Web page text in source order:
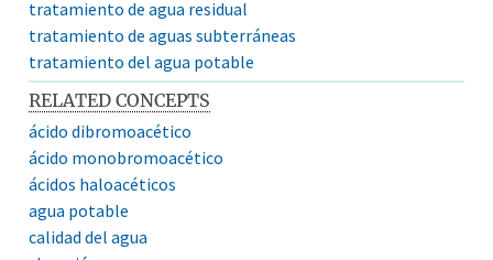
tratamiento de agua residual
tratamiento de aguas subterráneas
tratamiento del agua potable
RELATED CONCEPTS
ácido dibromoacético
ácido monobromoacético
ácidos haloacéticos
agua potable
calidad del agua